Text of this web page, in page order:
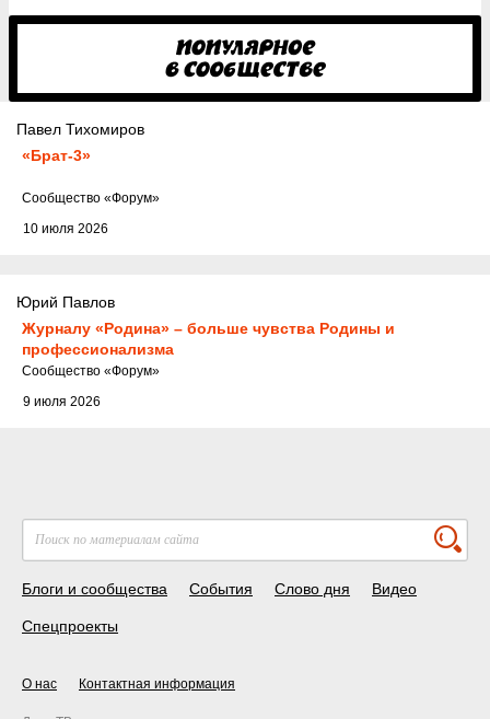
Павел Тихомиров
«Брат-3»
10 июля 2026
Cообщество «Форум»
Юрий Павлов
Журналу «Родина» – больше чувства Родины и
профессионализма
9 июля 2026
Cообщество «Форум»
Блоги и сообщества События Слово дня Видео
Спецпроекты
О нас Контактная информация